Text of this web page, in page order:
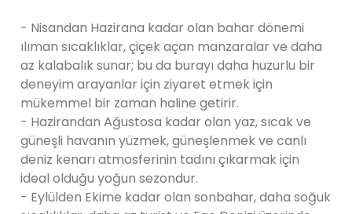
- Nisandan Hazirana kadar olan bahar dönemi
ılıman sıcaklıklar, çiçek açan manzaralar ve daha
az kalabalık sunar; bu da burayı daha huzurlu bir
deneyim arayanlar için ziyaret etmek için
mükemmel bir zaman haline getirir.
- Hazirandan Ağustosa kadar olan yaz, sıcak ve
güneşli havanın yüzmek, güneşlenmek ve canlı
deniz kenarı atmosferinin tadını çıkarmak için
ideal olduğu yoğun sezondur.
- Eylülden Ekime kadar olan sonbahar, daha soğuk